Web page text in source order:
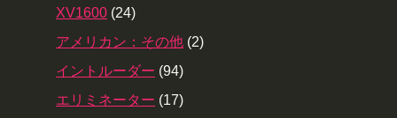
XV1600 (24)
アメリカン：その他 (2)
イントルーダー (94)
エリミネーター (17)